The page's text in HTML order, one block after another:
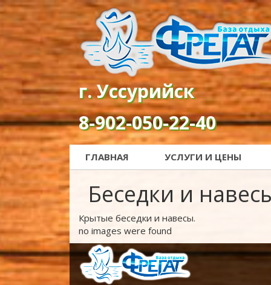
г. Уссурийск
8-902-050-22-40
ГЛАВНАЯ УСЛУГИ И ЦЕНЫ
Беседки и
Крытые беседки и навесы.
no images were found